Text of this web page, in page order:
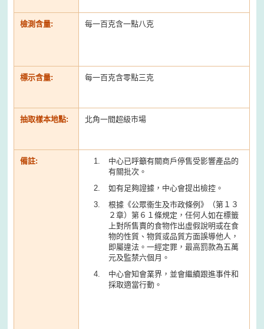
檢測含量: 每一百克含一點八克
標示含量: 每一百克含零點三克
抽取樣本地點: 北角一間超級市場
備註:
中心已呼籲有關商戶停售受影響產品的
有關批次。
如有足夠證據，中心會提出檢控。
根據《公眾衞生及市政條例》（第１３
２章）第６１條規定，任何人如在標籤
上對所售賣的食物作出虛假說明或在食
物的性質、物質或品質方面誤導他人，
即屬違法。一經定罪，最高罰款為五萬
元及監禁六個月。
中心會知會業界，並會繼續跟進事件和
採取適當行動。